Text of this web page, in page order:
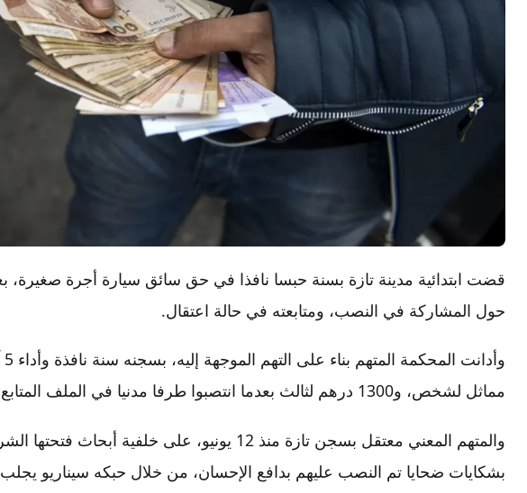
قضت ابتدائية مدينة تازة بسنة حبسا نافذا في حق سائق سيارة أجرة
حول المشاركة في النصب، ومتابعته في حالة اعتقال.
مماثل لشخص، و1300 درهم لثالث بعدما انتصبوا طرفا مدنيا في الملف المتابع فيه السائق.
والمتهم المعني معتقل بسجن تازة منذ 12 يونيو، على خلفية
بشكايات ضحايا تم النصب عليهم بدافع الإحسان، من خلال حبكه سيناريو يجلب